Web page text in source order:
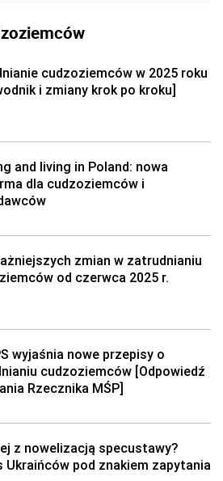
cudzoziemców w 2025 roku
i zmiany krok po kroku]
and living in Poland: nowa
dla cudzoziemców i
zmian w zatrudnianiu
od czerwca 2025 r.
wyjaśnia nowe przepisy o
cudzoziemców [Odpowiedź
Rzecznika MŚP]
z nowelizacją specustawy?
Ukraińców pod znakiem zapytania